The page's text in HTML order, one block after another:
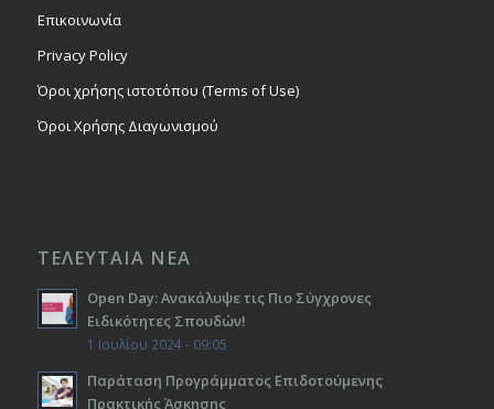
Επικοινωνία
Privacy Policy
Όροι χρήσης ιστοτόπου (Terms of Use)
Όροι Χρήσης Διαγωνισμού
ΤΕΛΕΥΤΑΙΑ ΝΕΑ
Open Day: Ανακάλυψε τις Πιο Σύγχρονες
Ειδικότητες Σπουδών!
1 Ιουλίου 2024 - 09:05
Παράταση Προγράμματος Επιδοτούμενης
Πρακτικής Άσκησης